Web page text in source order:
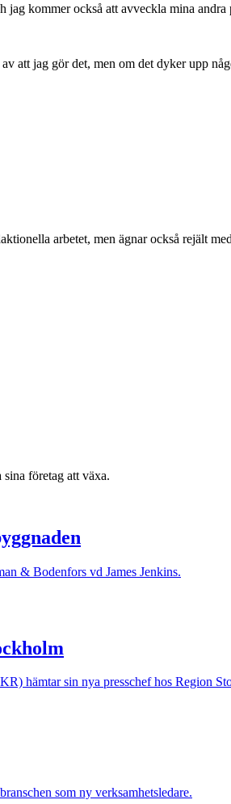
kommer också att avveckla mina
att jag gör det, men om det dyker upp
arbetet, men ägnar också rejält
företag att växa.
& Bodenfors vd James Jenkins.
hämtar sin nya presschef hos Region
som ny verksamhetsledare.